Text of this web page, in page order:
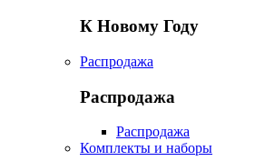
К Новому Году
Распродажа
Распродажа
Распродажа
Комплекты и наборы